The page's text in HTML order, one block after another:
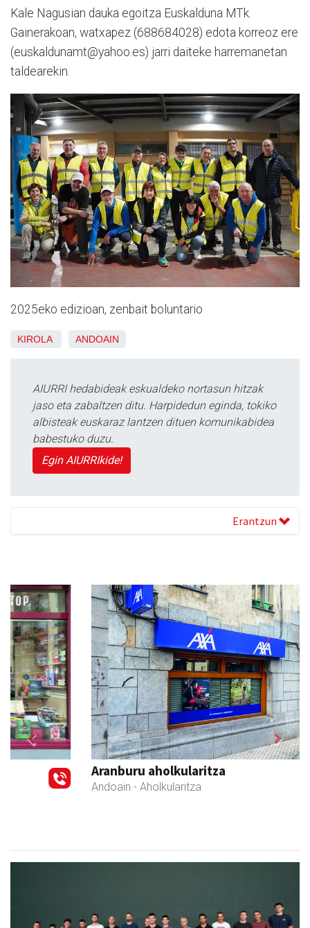
Kale Nagusian dauka egoitza Euskalduna MTk.
Gainerakoan, watxapez (688684028) edota korreoz ere
(euskaldunamt@yahoo.es) jarri daiteke harremanetan
taldearekin.
2025eko edizioan, zenbait boluntario
KIROLA ANDOAIN
AIURRI hedabideak eskualdeko nortasun hitzak
jaso eta zabaltzen ditu. Harpidedun eginda, tokiko
albisteak euskaraz lantzen dituen komunikabidea
babestuko duzu.
Egin AIURRIkide!
Erantzun
Aranburu aholkularitza
Andoain - Aholkularitza
Previous Next